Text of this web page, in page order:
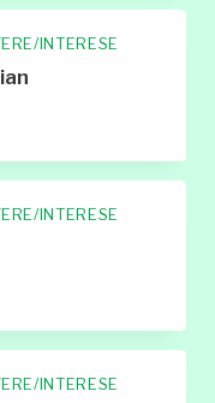
INTERESE
INTERESE
INTERESE